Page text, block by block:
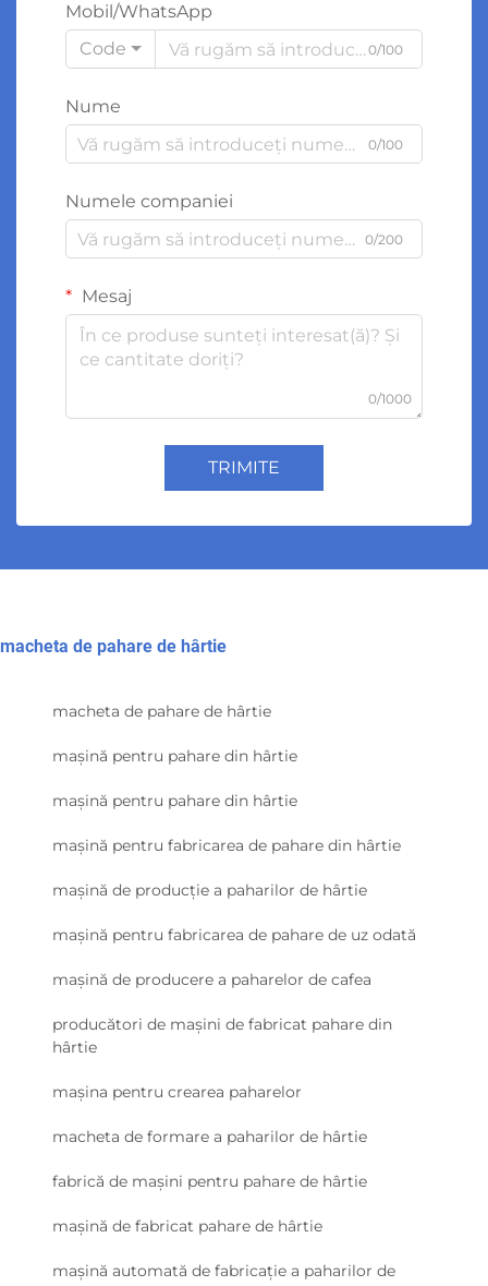
Mobil/WhatsApp
Code
0/100
Nume
0/100
Numele companiei
0/200
Mesaj
0/1000
TRIMITE
macheta de pahare de hârtie
macheta de pahare de hârtie
mașină pentru pahare din hârtie
mașină pentru pahare din hârtie
mașină pentru fabricarea de pahare din hârtie
mașină de producție a paharilor de hârtie
mașină pentru fabricarea de pahare de uz odată
mașină de producere a paharelor de cafea
producători de mașini de fabricat pahare din
hârtie
mașina pentru crearea paharelor
macheta de formare a paharilor de hârtie
fabrică de mașini pentru pahare de hârtie
mașină de fabricat pahare de hârtie
mașină automată de fabricație a paharilor de